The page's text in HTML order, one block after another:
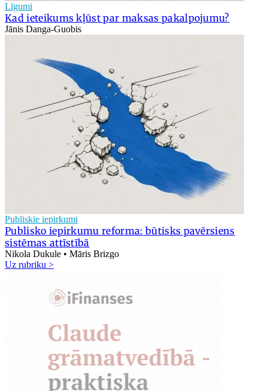
Līgumi
Kad ieteikums kļūst par maksas pakalpojumu?
Jānis Danga-Guobis
Publiskie iepirkumi
Publisko iepirkumu reforma: būtisks pavērsiens
sistēmas attīstībā
Nikola Dukule • Māris Brizgo
Uz rubriku >